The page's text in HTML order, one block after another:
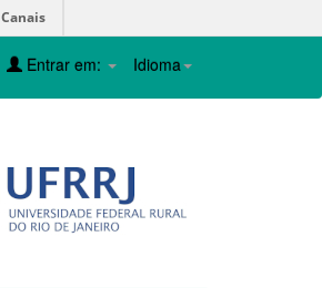
Canais
Idioma
Entrar em: